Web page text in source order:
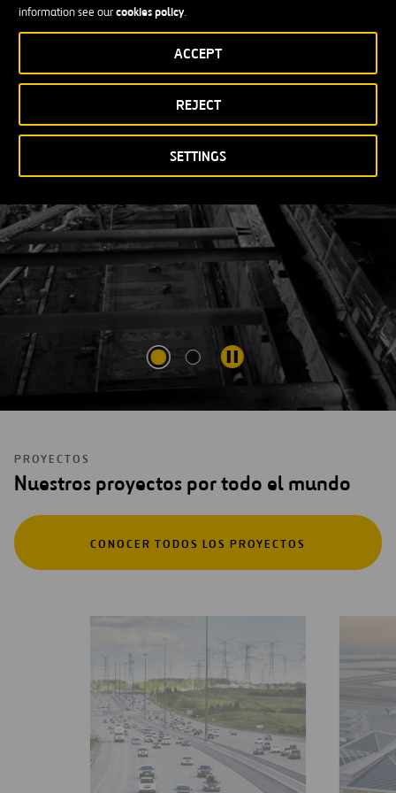
information see ourcookies policy.
SETTINGS
REJECT
ACCEPT
Enduring Growth
VER MÁSABRIR
VENTANA
PROYECTOS
Nuestros proyectos por todo el mundo
CONOCER TODOS LOS PROYECTOS